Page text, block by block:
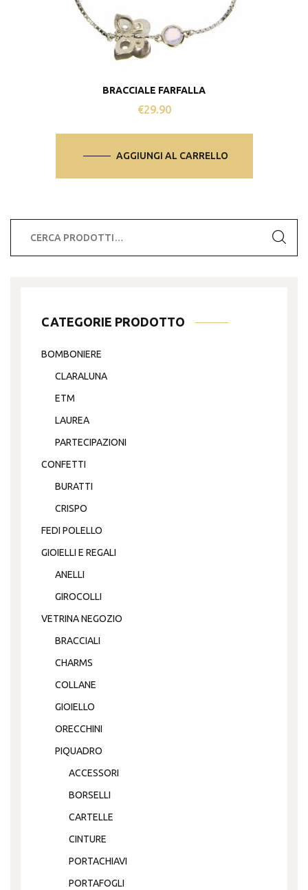
BRACCIALE FARFALLA
€29.90
AGGIUNGI AL CARRELLO
CATEGORIE PRODOTTO
BOMBONIERE
CLARALUNA
ETM
LAUREA
PARTECIPAZIONI
CONFETTI
BURATTI
CRISPO
FEDI POLELLO
GIOIELLI E REGALI
ANELLI
GIROCOLLI
VETRINA NEGOZIO
BRACCIALI
CHARMS
COLLANE
GIOIELLO
ORECCHINI
PIQUADRO
ACCESSORI
BORSELLI
CARTELLE
CINTURE
PORTACHIAVI
PORTAFOGLI